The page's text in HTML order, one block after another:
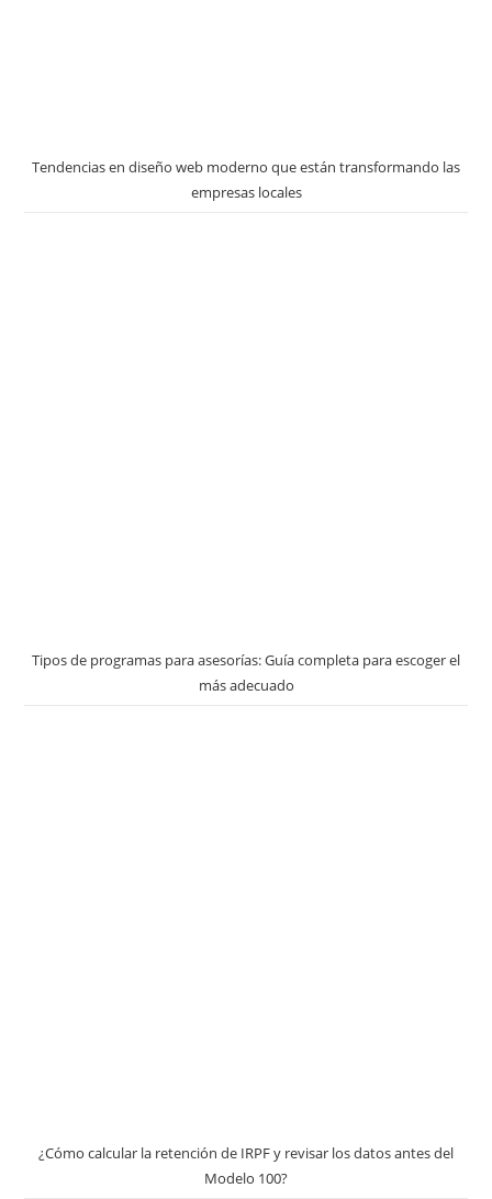
Tendencias en diseño web moderno que están transformando las
empresas locales
Tipos de programas para asesorías: Guía completa para escoger el
más adecuado
¿Cómo calcular la retención de IRPF y revisar los datos antes del
Modelo 100?